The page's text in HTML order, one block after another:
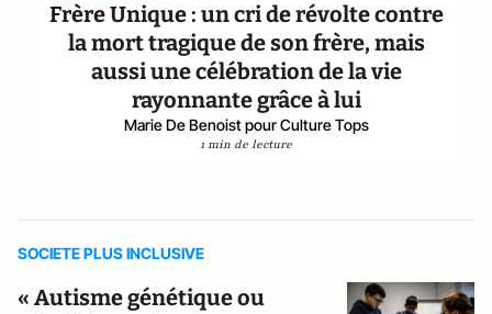
Frère Unique : un cri de révolte contre
la mort tragique de son frère, mais
aussi une célébration de la vie
rayonnante grâce à lui
Marie De Benoist pour Culture Tops
1 min de lecture
SOCIETE PLUS INCLUSIVE
« Autisme génétique ou